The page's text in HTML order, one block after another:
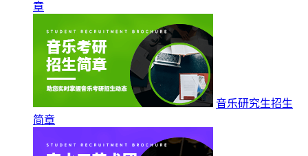
章
音乐研究生招生
简章